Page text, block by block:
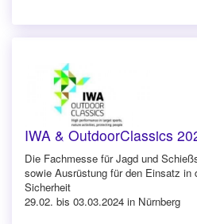
IWA & OutdoorClassics
Die Fachmesse für Jagd und
sowie Ausrüstung für den Einsatz in
Sicherheit
29.02. bis 03.03.2024 in Nürnberg